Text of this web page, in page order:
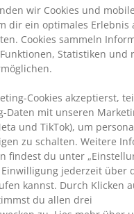
Und die kannst
deinen individuellen
Gefühl: Welche
Antwort auf diese
, Teppiche, Möbel,
und
du dein Schlafzimmer
dir dabei helfen, es
In unserem hektischen
wir Cookies und mobile
dir ein optimales Erlebnis
Cookies sammeln
Statistiken und
Cookies akzeptierst,
Daten mit unseren
und TikTok), um
zu schalten. Weitere
findest du unter
jederzeit über
kannst. Durch Klicken
du allen drei